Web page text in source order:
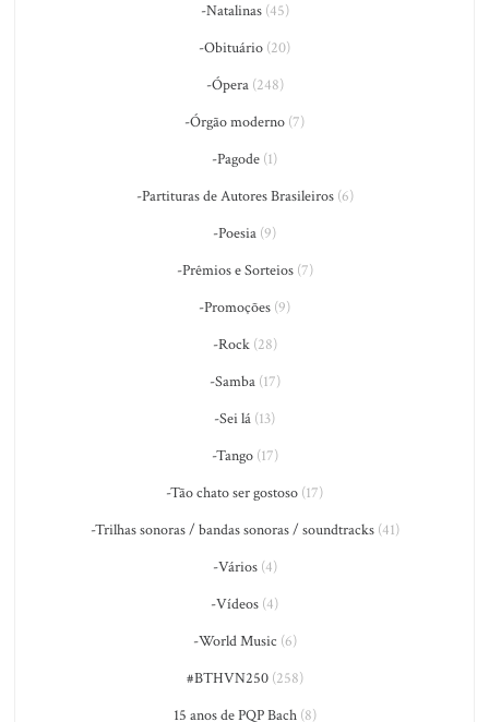
-Natalinas(45)
-Obituário (20)
-Ópera(248)
-Órgão moderno (7)
-Pagode (1)
-Partituras de Autores Brasileiros(6)
-Poesia (9)
-Prêmios e Sorteios(7)
-Promoções (9)
-Rock(28)
-Samba(17)
-Sei lá (13)
-Tango(17)
-Tão chato ser gostoso (17)
-Trilhas sonoras / bandas sonoras / soundtracks(41)
-Vários(4)
-Vídeos (4)
-World Music (6)
#BTHVN250(258)
15 anos de PQP Bach(8)